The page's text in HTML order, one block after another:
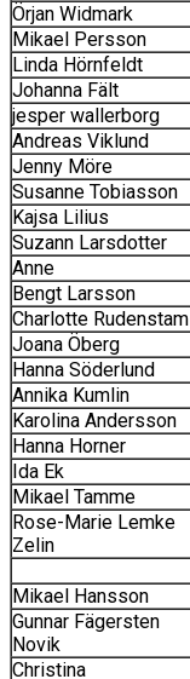
Örjan Widmark
Mikael Persson
Linda Hörnfeldt
Johanna Fält
jesper wallerborg
Andreas Viklund
Jenny Möre
Susanne Tobiasson
Kajsa Lilius
Suzann Larsdotter
Anne
Bengt Larsson
Charlotte Rudenstam
Joana Öberg
Hanna Söderlund
Annika Kumlin
Karolina Andersson
Hanna Horner
Ida Ek
Mikael Tamme
Rose-Marie Lemke
Zelin
Mikael Hansson
Gunnar Fägersten
Novik
Christina